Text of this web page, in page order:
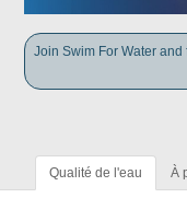
Join Swim For Water
Qualité de l'eau À